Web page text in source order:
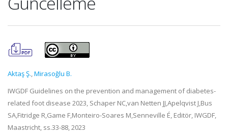
Aktaş Ş.,Mirasoğlu B.
IWGDF Guidelines on the prevention and management of diabetes-
related foot disease 2023, Schaper NC,van Netten JJ,Apelqvist J,Bus
SA,Fitridge R,Game F,Monteiro-Soares M,Senneville É, Editör, IWGDF,
Maastricht, ss.33-88, 2023